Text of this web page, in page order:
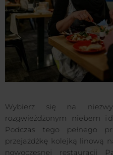
Wybierz się na
rozgwieżdżonym niebem i
Podczas tego pełnego
przejażdżkę kolejką linową
nowoczesnej restauracji